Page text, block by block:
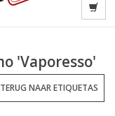
'Vaporesso'
TERUG NAAR ETIQUETAS